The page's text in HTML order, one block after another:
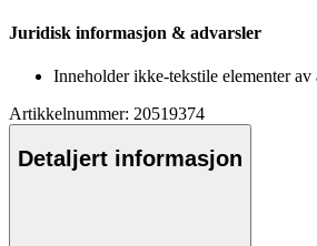
Juridisk informasjon & advarsler
Inneholder ikke-tekstile elementer av
Artikkelnummer: 20519374
Detaljert informasjon